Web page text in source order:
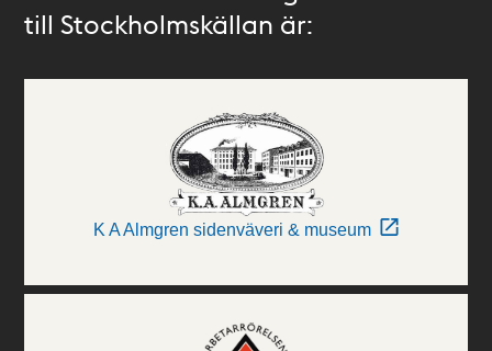
till Stockholmskällan är:
K A Almgren sidenväveri & museum